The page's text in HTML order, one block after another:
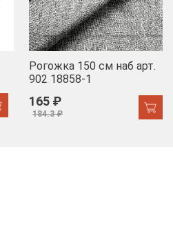
Рогожка 150 см наб арт.
902 18858-1
165 ₽
184.3 ₽